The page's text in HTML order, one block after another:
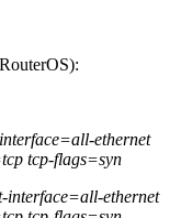
RouterOS):
ethernet
tcp-flags=syn
interface=all-ethernet